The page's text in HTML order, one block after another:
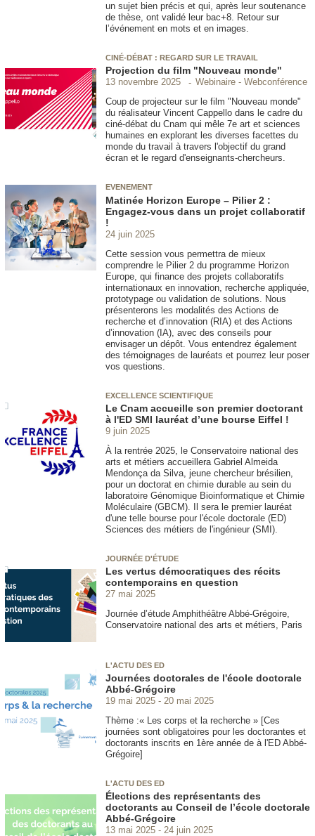
un sujet bien précis et qui, après leur soutenance
de thèse, ont validé leur bac+8. Retour sur
l’événement en mots et en images.
CINÉ-DÉBAT : REGARD SUR LE TRAVAIL
Projection du film "Nouveau monde"
13 novembre 2025
Webinaire - Webconférence
Coup de projecteur sur le film "Nouveau monde"
du réalisateur Vincent Cappello dans le cadre du
ciné-débat du Cnam qui mêle 7e art et sciences
humaines en explorant les diverses facettes du
monde du travail à travers l'objectif du grand
écran et le regard d'enseignants-chercheurs.
EVENEMENT
Matinée Horizon Europe – Pilier 2 :
Engagez-vous dans un projet collaboratif
!
24 juin 2025
Cette session vous permettra de mieux
comprendre le Pilier 2 du programme Horizon
Europe, qui finance des projets collaboratifs
internationaux en innovation, recherche appliquée,
prototypage ou validation de solutions. Nous
présenterons les modalités des Actions de
recherche et d’innovation (RIA) et des Actions
d’innovation (IA), avec des conseils pour
envisager un dépôt. Vous entendrez également
des témoignages de lauréats et pourrez leur poser
vos questions.
EXCELLENCE SCIENTIFIQUE
Le Cnam accueille son premier doctorant
à l'ED SMI lauréat d’une bourse Eiffel !
9 juin 2025
À la rentrée 2025, le Conservatoire national des
arts et métiers accueillera Gabriel Almeida
Mendonça da Silva, jeune chercheur brésilien,
pour un doctorat en chimie durable au sein du
laboratoire Génomique Bioinformatique et Chimie
Moléculaire (GBCM). Il sera le premier lauréat
d'une telle bourse pour l'école doctorale (ED)
Sciences des métiers de l'ingénieur (SMI).
JOURNÉE D'ÉTUDE
Les vertus démocratiques des récits
contemporains en question
27 mai 2025
Journée d’étude Amphithéâtre Abbé-Grégoire,
Conservatoire national des arts et métiers, Paris
L'ACTU DES ED
Journées doctorales de l'école doctorale
Abbé-Grégoire
19 mai 2025
20 mai 2025
Thème :« Les corps et la recherche » [Ces
journées sont obligatoires pour les doctorantes et
doctorants inscrits en 1ère année de à l'ED Abbé-
Grégoire]
L'ACTU DES ED
Élections des représentants des
doctorants au Conseil de l’école doctorale
Abbé-Grégoire
13 mai 2025
24 juin 2025